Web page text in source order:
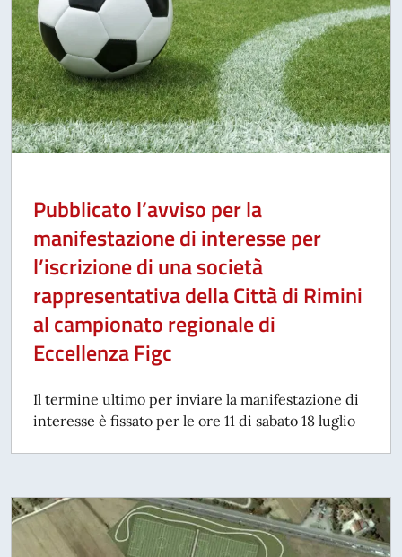
Pubblicato l’avviso per la
manifestazione di interesse per
l’iscrizione di una società
rappresentativa della Città di Rimini
al campionato regionale di
Eccellenza Figc
Il termine ultimo per inviare la manifestazione di
interesse è fissato per le ore 11 di sabato 18 luglio